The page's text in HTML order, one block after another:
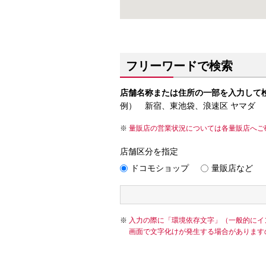
フリーワードで検索
店舗名称または住所の一部を入力して
例） 新宿、東池袋、浪速区 ヤマダ
量販店の営業状況については各量販店へ
店舗区分を指定
ドコモショップ
量販店など
入力の際に「環境依存文字」（一般的に
画面で文字化けが発生する場合がありま